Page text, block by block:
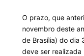
O prazo, que
novembro deste
de Brasília) do dia
deve ser realizada